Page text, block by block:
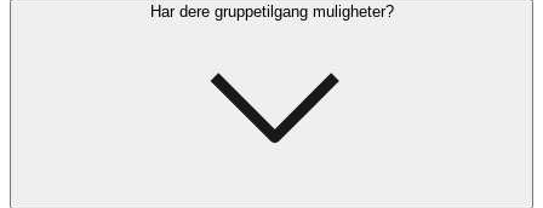
Har dere gruppetilgang muligheter?